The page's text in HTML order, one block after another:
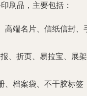
刷品，主要包括：
高端名片、信纸信封、
、折页、易拉宝、展架
、档案袋、不干胶标签